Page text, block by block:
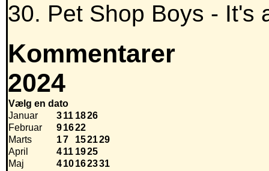
30. Pet Shop Boys - It's
Kommentarer
2024
Vælg en dato
Januar
311 1826
Februar
91622
Marts
17 152129
April
411 1925
Maj
410162331